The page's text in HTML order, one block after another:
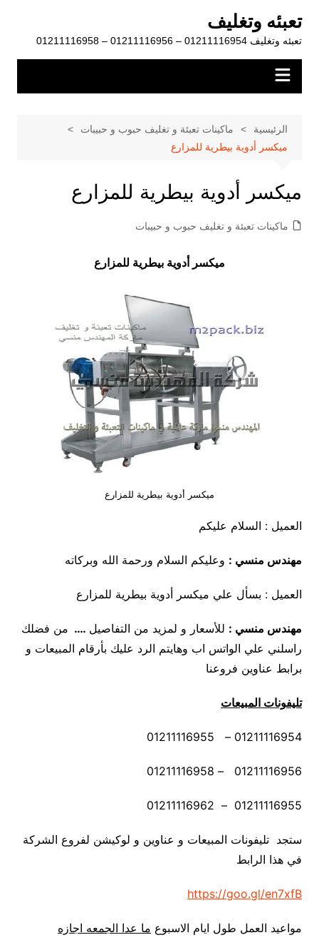
المحتوى
تعبئه وتغليف
تعبئه وتغليف 01211116954 – 01211116956 – 01211116958
الرئيسية
ماكينات تعبئة و تغليف حبوب و حبيبات
ميكسر أدوية بيطرية للمزارع
ميكسر أدوية بيطرية للمزارع
ماكينات تعبئة و تغليف حبوب و حبيبات
ميكسر أدوية بيطرية للمزارع
ميكسر أدوية بيطرية للمزارع
العميل : السلام عليكم
مهندس منسي : وعليكم السلام ورحمة الله وبركاته
العميل : بسأل علي ميكسر أدوية بيطرية للمزارع
مهندس منسي : للأسعار و لمزيد من التفاصيل …. من فضلك
راسلني علي الواتس اب وهايتم الرد عليك بأرقام المبيعات و
برابط عناوين فروعنا
تليفونات المبيعات
01211116954 – 01211116955
01211116956 – 01211116958
01211116955 – 01211116962
ستجد تليفونات المبيعات و عناوين و لوكيشن لفروع الشركة
في هذا الرابط
https://goo.gl/en7xfB
مواعيد العمل طول ايام الاسبوع ما عدا الجمعه اجازه